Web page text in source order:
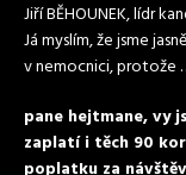
Jiří BĚHOUNEK, lídr
Já myslím, že jsme
v nemocnici, protože
pane hejtmane, vy
zaplatí i těch 90